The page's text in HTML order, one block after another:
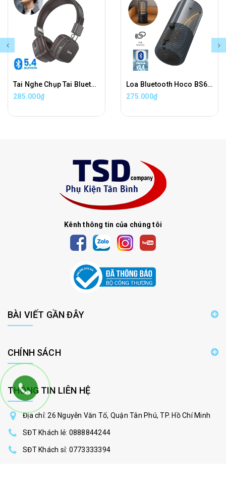
Tai Nghe Chụp Tai Bluetooth Hoco W56 Chính Hãng
285.000₫
Loa Bluetooth Hoco BS64 True Wireless Stereo Chính Hãng
275.000₫
Kênh thông tin của chúng tôi
BÀI VIẾT GẦN ĐÂY
CHÍNH SÁCH
THÔNG TIN LIÊN HỆ
Địa chỉ: 26 Nguyễn Văn Tố, Quận Tân Phú, TP. Hồ Chí Minh
SĐT Khách lẻ: 0888844244
SĐT Khách sỉ: 0773333394